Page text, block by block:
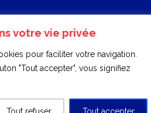
votre vie privée
pour faciliter votre navigation.
"Tout accepter", vous signifiez